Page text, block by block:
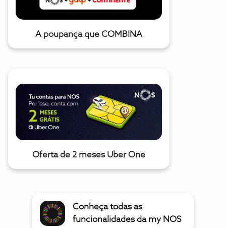
A poupança que COMBINA
Oferta de 2 meses Uber One
Conheça todas as
funcionalidades da my NOS